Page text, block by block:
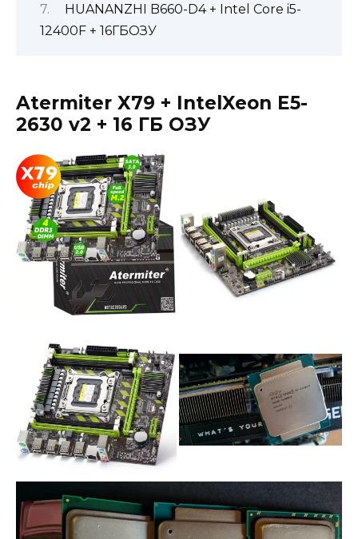
HUANANZHI B660-D4 + Intel Core i5-
12400F + 16ГБОЗУ
Atermiter X79 + IntelXeon E5-
2630 v2 + 16 ГБ ОЗУ